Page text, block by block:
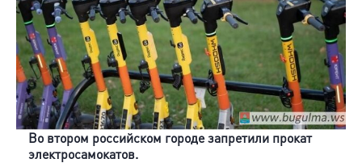
Во втором российском городе запретили прокат
электросамокатов.